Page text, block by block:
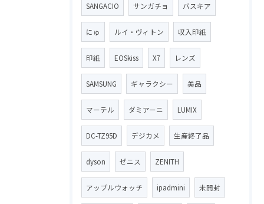
SANGACIO サンガチョ バスキア
にゅ ルイ・ヴィトン 収入印紙
印紙 EOSkiss X7 レンズ
SAMSUNG ギャラクシー 美品
マーテル ダミアーニ LUMIX
DC-TZ95D デジカメ 生産終了品
dyson ゼニス ZENITH
アップルウォッチ ipadmini 未開封